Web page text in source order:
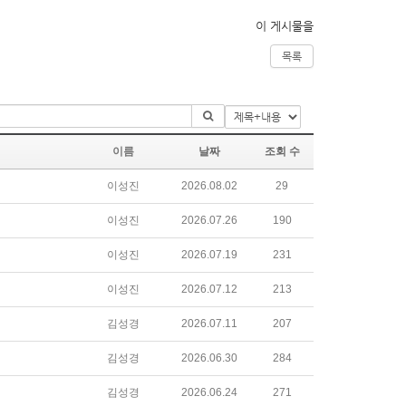
이 게시물을
목록
이름 날짜 조회 수
이성진 2026.08.02 29
이성진 2026.07.26 190
이성진 2026.07.19 231
이성진 2026.07.12 213
김성경 2026.07.11 207
김성경 2026.06.30 284
김성경 2026.06.24 271